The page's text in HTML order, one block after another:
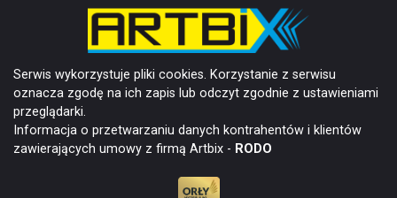
Serwis wykorzystuje pliki cookies. Korzystanie z serwisu
oznacza zgodę na ich zapis lub odczyt zgodnie z ustawieniami
przeglądarki.
Informacja o przetwarzaniu danych kontrahentów i klientów
zawierających umowy z firmą Artbix - RODO